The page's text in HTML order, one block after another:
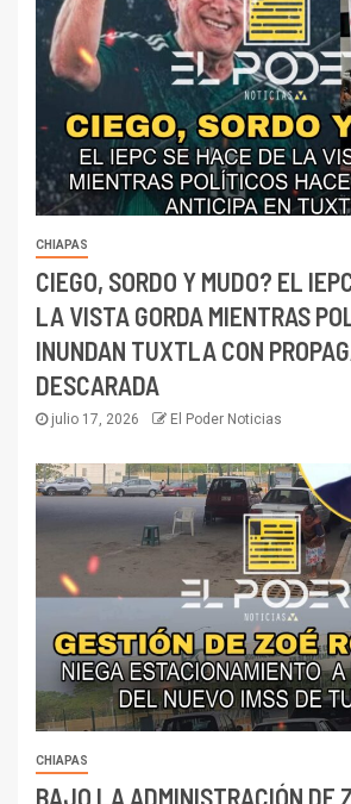
CHIAPAS
CIEGO, SORDO Y MUDO? EL
LA VISTA GORDA MIENTRAS
INUNDAN TUXTLA CON
DESCARADA
julio 17, 2026 El Poder Noticias
CHIAPAS
BAJO LA ADMINISTRACIÓN DE